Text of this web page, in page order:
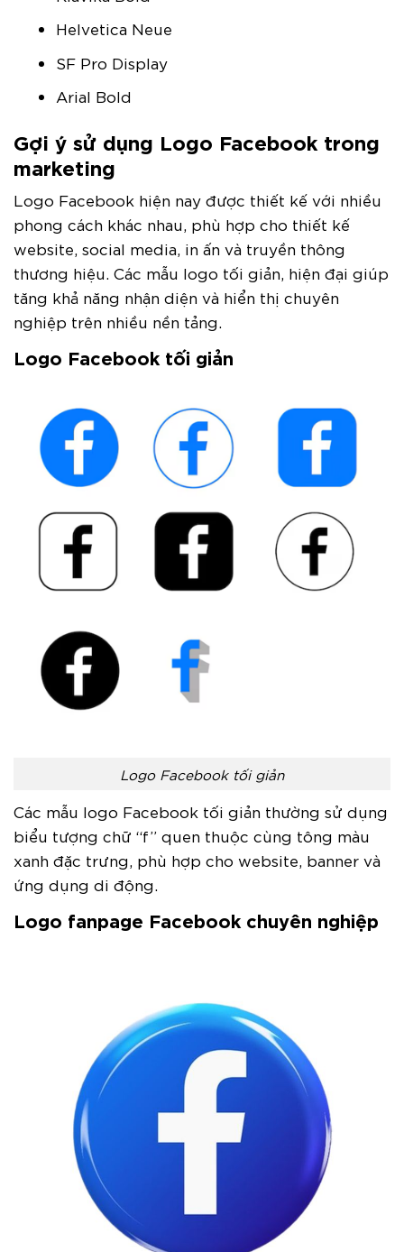
Helvetica Neue
SF Pro Display
Arial Bold
Gợi ý sử dụng Logo Facebook trong
marketing
Logo Facebook hiện nay được thiết kế với nhiều
phong cách khác nhau, phù hợp cho thiết kế
website, social media, in ấn và truyền thông
thương hiệu. Các mẫu logo tối giản, hiện đại giúp
tăng khả năng nhận diện và hiển thị chuyên
nghiệp trên nhiều nền tảng.
Logo Facebook tối giản
Logo Facebook tối giản
Các mẫu logo Facebook tối giản thường sử dụng
biểu tượng chữ “f” quen thuộc cùng tông màu
xanh đặc trưng, phù hợp cho website, banner và
ứng dụng di động.
Logo fanpage Facebook chuyên nghiệp